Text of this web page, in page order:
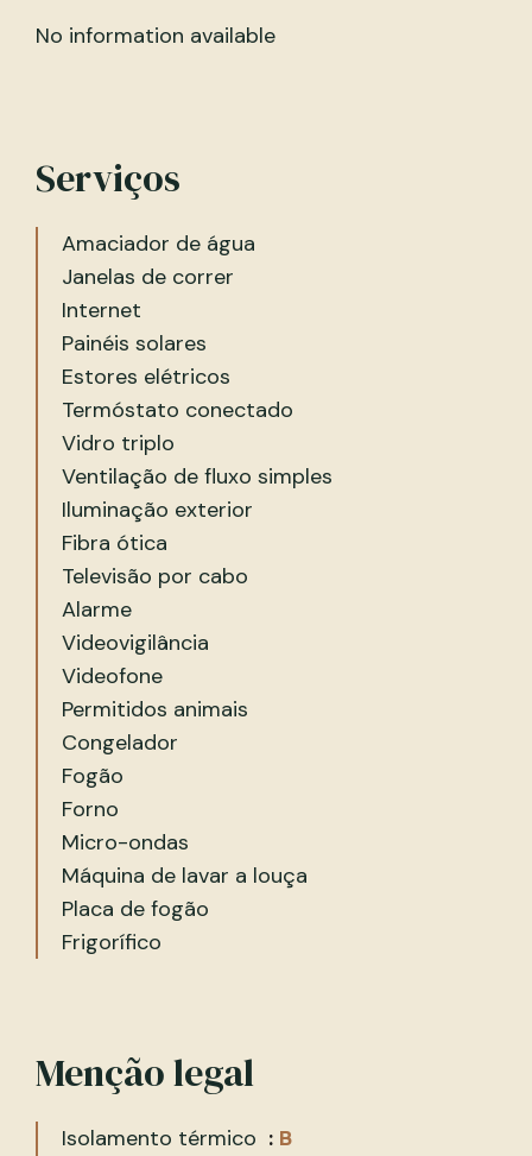
No information available
Serviços
Amaciador de água
Janelas de correr
Internet
Painéis solares
Estores elétricos
Termóstato conectado
Vidro triplo
Ventilação de fluxo simples
Iluminação exterior
Fibra ótica
Televisão por cabo
Alarme
Videovigilância
Videofone
Permitidos animais
Congelador
Fogão
Forno
Micro-ondas
Máquina de lavar a louça
Placa de fogão
Frigorífico
Menção legal
Isolamento térmico
B